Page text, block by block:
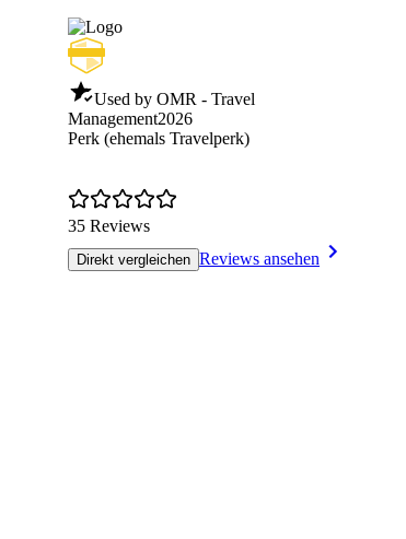
Used by OMR - Travel
Management2026
Perk (ehemals Travelperk)
35 Reviews
Direkt vergleichen Reviews ansehen